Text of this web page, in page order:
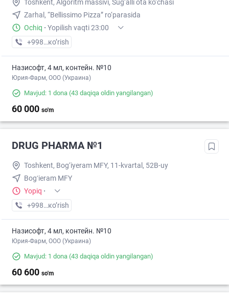
Toshkent, Algoritm massivi, Sug‘alli ota ko‘chasi
Zarhal, “Bellissimo Pizza” ro‘parasida
Ochiq · Yopilish vaqti 23:00
+998 (99) XXX-XX-XX
кo’rish
Назисофт, 4 мл, контейн. №10
Юрия-Фарм, ООО (Украина)
Mavjud: 1 dona (43 daqiqa oldin yangilangan)
60 000 so'm
DRUG PHARMA №1
Toshkent, Bog‘iyeram MFY, 11-kvartal, 52B-uy
Bogʻieram MFY
Yopiq ·
+998 (77) XXX-XX-XX
кo’rish
Назисофт, 4 мл, контейн. №10
Юрия-Фарм, ООО (Украина)
Mavjud: 1 dona (43 daqiqa oldin yangilangan)
60 600 so'm